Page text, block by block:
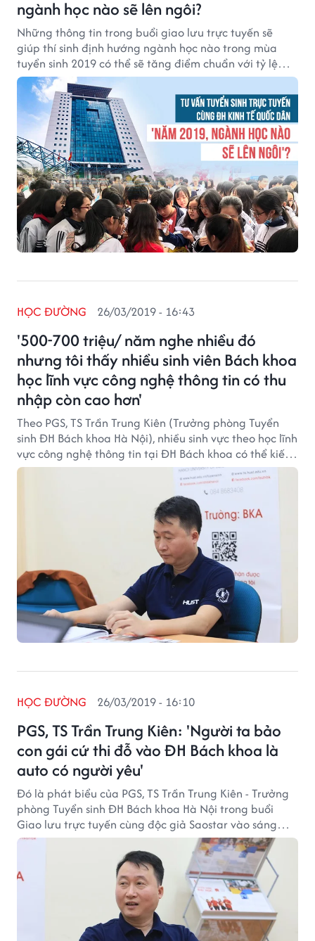
ngành học nào sẽ lên ngôi?
Những thông tin trong buổi giao lưu trực tuyến sẽ
giúp thí sinh định hướng ngành học nào trong mùa
tuyển sinh 2019 có thể sẽ tăng điểm chuẩn với tỷ lệ
chọi cao.
'500-700 triệu/ năm nghe nhiều đó
nhưng tôi thấy nhiều sinh viên Bách khoa
học lĩnh vực công nghệ thông tin có thu
nhập còn cao hơn'
HỌC ĐƯỜNG 26/03/2019 - 16:43
Theo PGS, TS Trần Trung Kiên (Trưởng phòng Tuyển
sinh ĐH Bách khoa Hà Nội), nhiều sinh vực theo học lĩnh
vực công nghệ thông tin tại ĐH Bách khoa có thể kiếm
được việc làm tốt ngay từ khi vẫn còn đang ngồi trên
PGS, TS Trần Trung Kiên: 'Người ta bảo
con gái cứ thi đỗ vào ĐH Bách khoa là
auto có người yêu'
HỌC ĐƯỜNG 26/03/2019 - 16:10
Đó là phát biểu của PGS, TS Trần Trung Kiên - Trưởng
phòng Tuyển sinh ĐH Bách khoa Hà Nội trong buổi
Giao lưu trực tuyến cùng độc giả Saostar vào sáng
nay ngày 26/3.